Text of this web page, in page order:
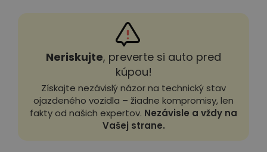
Neriskujte, preverte si auto pred
kúpou!
Získajte nezávislý názor na technický stav
ojazdeného vozidla – žiadne kompromisy, len
fakty od našich expertov. Nezávisle a vždy na
Vašej strane.